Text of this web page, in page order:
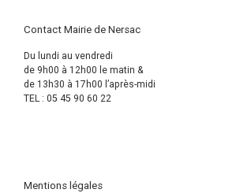
Contact Mairie de Nersac
Du lundi au vendredi
de 9h00 à 12h00 le matin &
de 13h30 à 17h00 l’après-midi
TEL : 05 45 90 60 22
Mentions légales